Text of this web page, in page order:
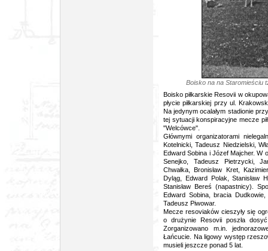
Boisko na na Staromieściu
Boisko piłkarskie Resovii w
płycie piłkarskiej przy ul.
Na jedynym ocalałym stadionie
tej sytuacji konspiracyjne mecze
"Welcówce".
Głównymi organizatorami
Kotelnicki, Tadeusz Niedzielski,
Edward Sobina i Józef Majcher. W
Senejko, Tadeusz Pietrzycki,
Chwałka, Bronisław Kret,
Dyląg, Edward Polak, Stanisław
Stanisław Bereś (napastnicy).
Edward Sobina, bracia
Tadeusz Piwowar.
Mecze resoviaków cieszyły się
o drużynie Resovii poszła
Zorganizowano m.in.
Łańcucie. Na ligowy występ
musieli jeszcze ponad 5 lat.